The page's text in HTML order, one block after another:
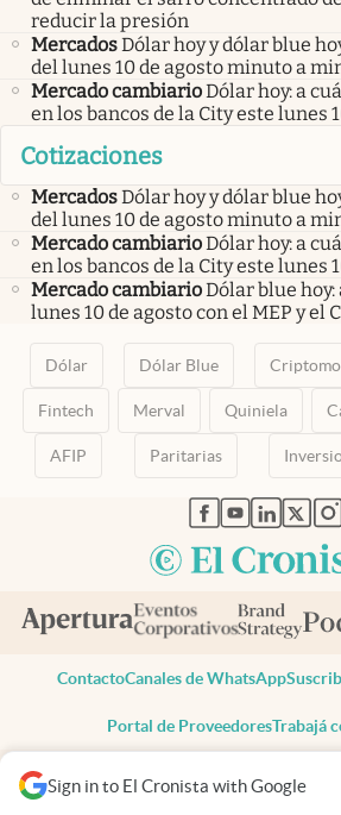
Sign in to El Cronista with Google
reducir la presión
MercadosDólar hoy y dólar blue
del lunes 10 de agosto minuto a
Mercado cambiarioDólar hoy: a
en los bancos de la City este lunes
Cotizaciones
MercadosDólar hoy y dólar blue
del lunes 10 de agosto minuto a
Mercado cambiarioDólar hoy: a
en los bancos de la City este lunes
Mercado cambiarioDólar blue
lunes 10 de agosto con el MEP y el
Dólar Dólar Blue
Fintech Merval Quiniela
AFIP Paritarias
abre en nueva
abre en
abre
ContactoCanales de WhatsApp
Portal de ProveedoresTrabajá
Todos los derechos